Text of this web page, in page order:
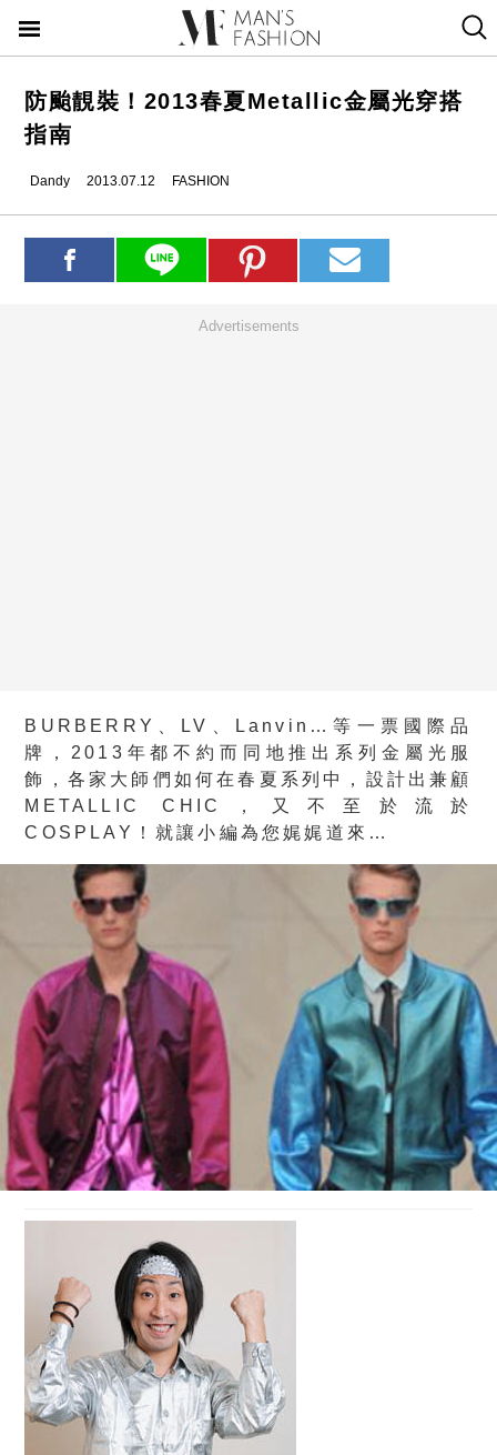
防颱靚裝！2013春夏Metallic金屬光穿搭
指南
Dandy 2013.07.12 FASHION
Advertisements
BURBERRY、LV、Lanvin…等一票國際品
牌，2013年都不約而同地推出系列金屬光服
飾，各家大師們如何在春夏系列中，設計出兼顧
METALLIC CHIC，又不至於流於
COSPLAY！就讓小編為您娓娓道來…